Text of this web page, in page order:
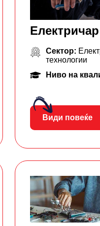
Електричар
Сектор:
технологии
Ниво на
Види повеќе